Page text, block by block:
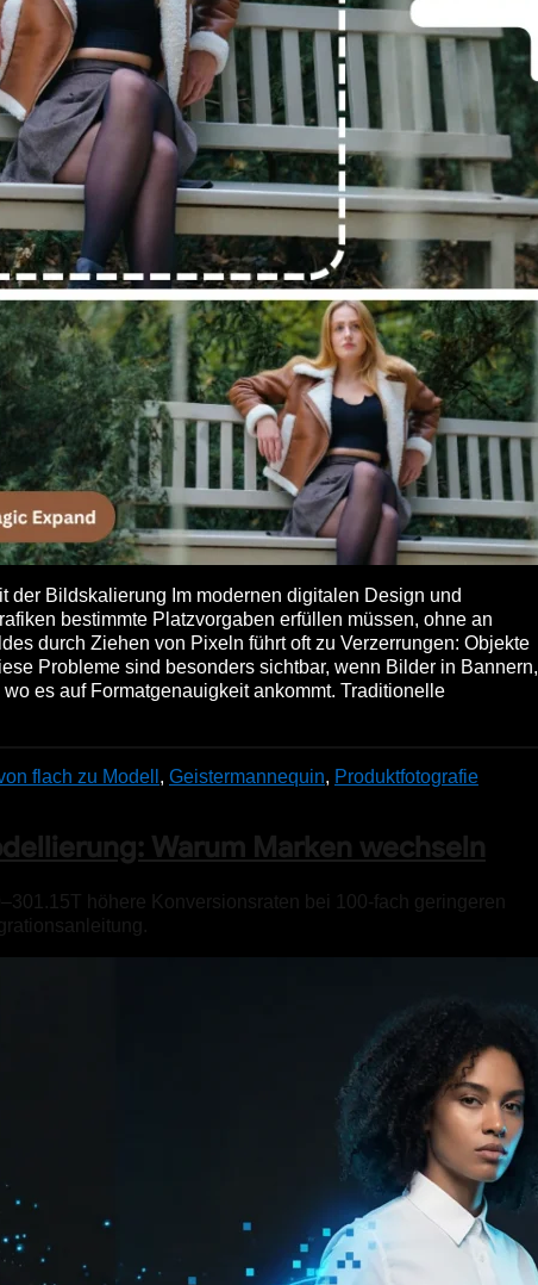
Bildskalierung Im modernen digitalen Design und
bestimmte Platzvorgaben erfüllen müssen, ohne an
durch Ziehen von Pixeln führt oft zu Verzerrungen: Objekte
Probleme sind besonders sichtbar, wenn Bilder in Bannern,
es auf Formatgenauigkeit ankommt. Traditionelle
flach zu Modell Geistermannequin Produktfotografie
Warum Marken wechseln
höhere Konversionsraten bei 100-fach geringeren